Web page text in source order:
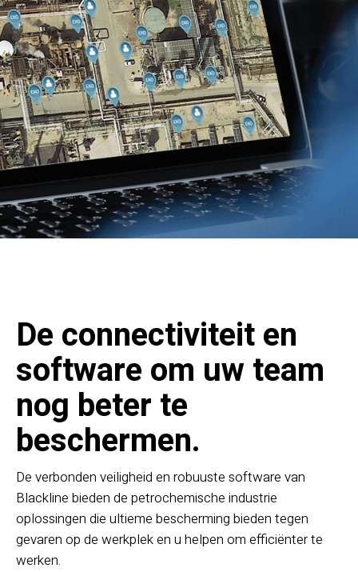
De connectiviteit en
software om uw team
nog beter te
beschermen.
De verbonden veiligheid en robuuste software van
Blackline bieden de petrochemische industrie
oplossingen die ultieme bescherming bieden tegen
gevaren op de werkplek en u helpen om efficiënter te
werken.